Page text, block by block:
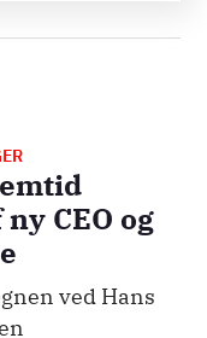
CEO og
ved Hans